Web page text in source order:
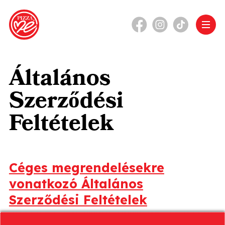
Általános
Szerződési
Feltételek
Céges megrendelésekre
vonatkozó Általános
Szerződési Feltételek